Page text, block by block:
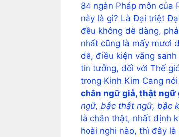
84 ngàn Pháp môn của
này là gì? Là Đại triệt
đều không dễ dàng,
nhất cũng là mấy mươi
dễ, điều kiện vãng
tin tưởng, đối với Thế
trong Kinh Kim Cang nói
chân ngữ giả, thật ngữ
ngữ, bậc thật ngữ, bậc
là chân thật, nhất định
hoài nghi nào, thì đây